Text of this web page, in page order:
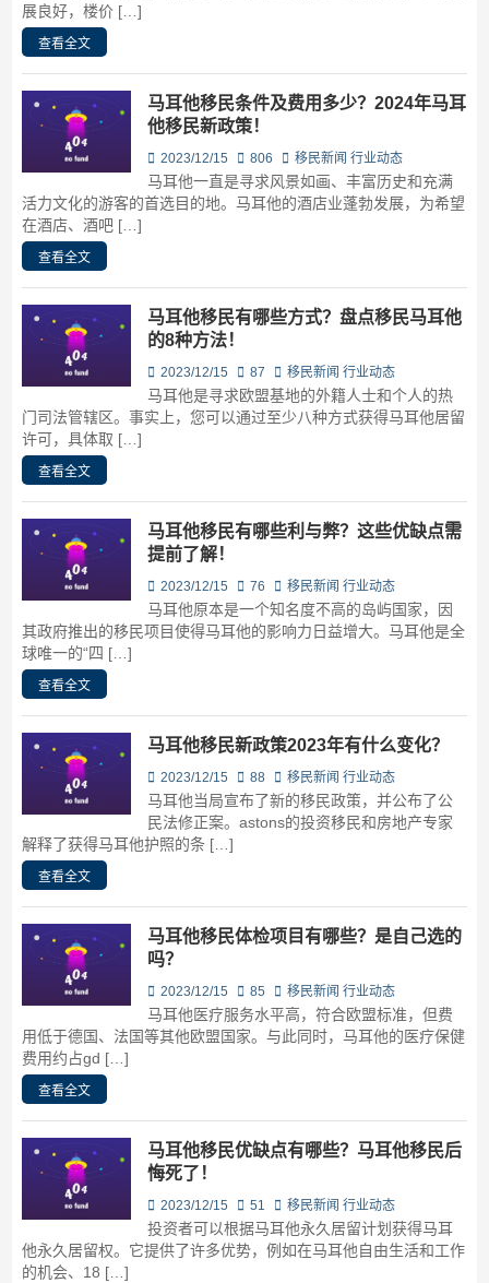
展良好，楼价 […]
查看全文
马耳他移民条件及费用多少？2024年马耳
他移民新政策！
2023/12/15 806 移民新闻 行业动态
马耳他一直是寻求风景如画、丰富历史和充满
活力文化的游客的首选目的地。马耳他的酒店业蓬勃发展，为希望
在酒店、酒吧 […]
查看全文
马耳他移民有哪些方式？盘点移民马耳他
的8种方法！
2023/12/15 87 移民新闻 行业动态
马耳他是寻求欧盟基地的外籍人士和个人的热
门司法管辖区。事实上，您可以通过至少八种方式获得马耳他居留
许可，具体取 […]
查看全文
马耳他移民有哪些利与弊？这些优缺点需
提前了解！
2023/12/15 76 移民新闻 行业动态
马耳他原本是一个知名度不高的岛屿国家，因
其政府推出的移民项目使得马耳他的影响力日益增大。马耳他是全
球唯一的“四 […]
查看全文
马耳他移民新政策2023年有什么变化？
2023/12/15 88 移民新闻 行业动态
马耳他当局宣布了新的移民政策，并公布了公
民法修正案。astons的投资移民和房地产专家
解释了获得马耳他护照的条 […]
查看全文
马耳他移民体检项目有哪些？是自己选的
吗？
2023/12/15 85 移民新闻 行业动态
马耳他医疗服务水平高，符合欧盟标准，但费
用低于德国、法国等其他欧盟国家。与此同时，马耳他的医疗保健
费用约占gd […]
查看全文
马耳他移民优缺点有哪些？马耳他移民后
悔死了！
2023/12/15 51 移民新闻 行业动态
投资者可以根据马耳他永久居留计划获得马耳
他永久居留权。它提供了许多优势，例如在马耳他自由生活和工作
的机会、18 […]